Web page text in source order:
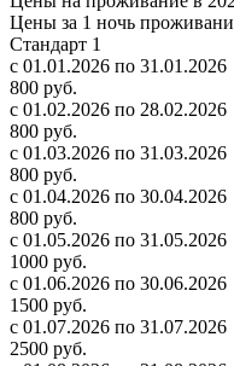
Цены за 1 ночь
Стандарт 1
с 01.01.2026 по 31.01.2026
800 руб.
с 01.02.2026 по 28.02.2026
800 руб.
с 01.03.2026 по 31.03.2026
800 руб.
с 01.04.2026 по 30.04.2026
800 руб.
с 01.05.2026 по 31.05.2026
1000 руб.
с 01.06.2026 по 30.06.2026
1500 руб.
с 01.07.2026 по 31.07.2026
2500 руб.